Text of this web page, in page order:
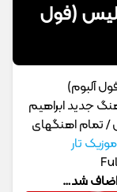
(فول
آلبوم)
جدید ابراهیم
/ تمام اهنگهای
موزیک تار
اضاف شد…